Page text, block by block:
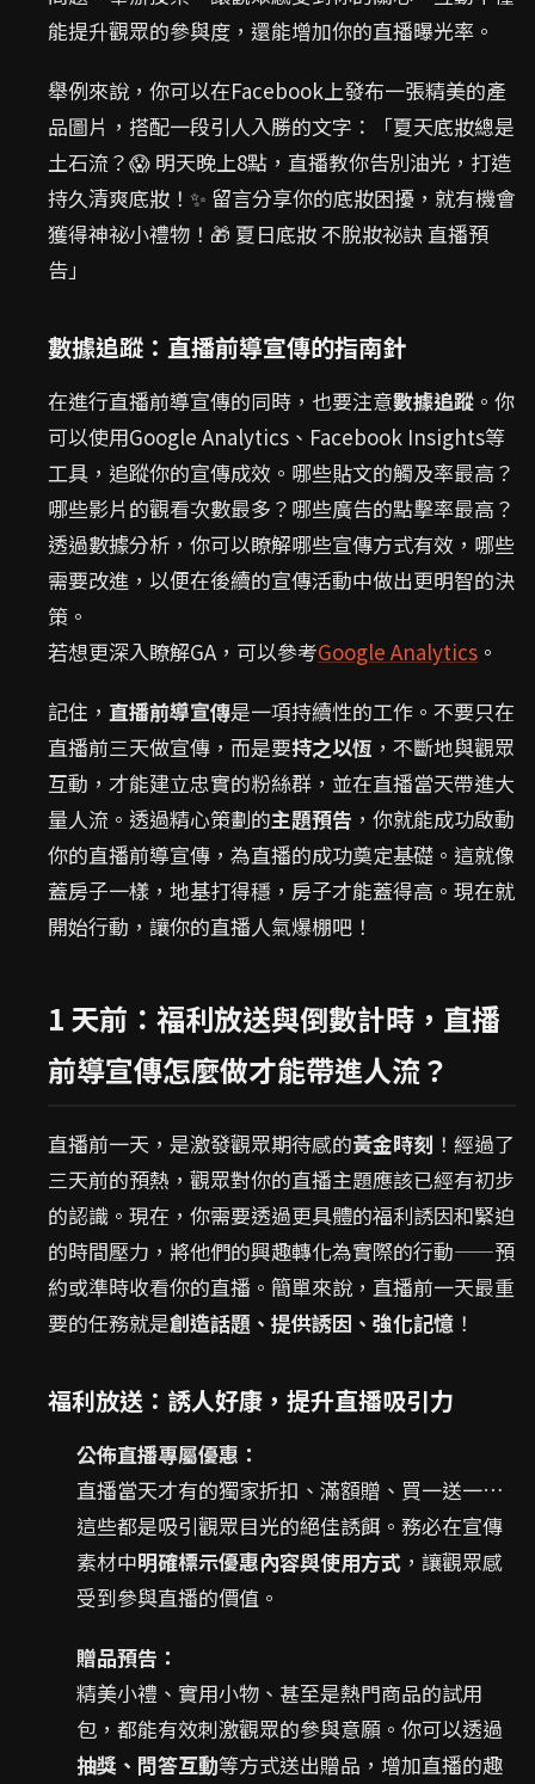
能提升觀眾的參與度，還能增加你的直播曝光率。
舉例來說，你可以在Facebook上發布一張精美的產
品圖片，搭配一段引人入勝的文字：「夏天底妝總是
土石流？😱 明天晚上8點，直播教你告別油光，打造
持久清爽底妝！✨ 留言分享你的底妝困擾，就有機會
獲得神祕小禮物！🎁 夏日底妝 不脫妝祕訣 直播預
告」
數據追蹤：直播前導宣傳的指南針
在進行直播前導宣傳的同時，也要注意數據追蹤 。你
可以使用Google Analytics、Facebook Insights等
工具，追蹤你的宣傳成效。哪些貼文的觸及率最高？
哪些影片的觀看次數最多？哪些廣告的點擊率最高？
透過數據分析，你可以瞭解哪些宣傳方式有效，哪些
需要改進，以便在後續的宣傳活動中做出更明智的決
策。
若想更深入瞭解GA，可以參考Google Analytics 。
記住， 直播前導宣傳是一項持續性的工作。不要只在
直播前三天做宣傳，而是要持之以恆 ，不斷地與觀眾
互動，才能建立忠實的粉絲群，並在直播當天帶進大
量人流。透過精心策劃的主題預告 ，你就能成功啟動
你的直播前導宣傳，為直播的成功奠定基礎。這就像
蓋房子一樣，地基打得穩，房子才能蓋得高。現在就
開始行動，讓你的直播人氣爆棚吧！
1 天前：福利放送與倒數計時，直播
前導宣傳怎麼做才能帶進人流？
直播前一天，是激發觀眾期待感的黃金時刻 ！經過了
三天前的預熱，觀眾對你的直播主題應該已經有初步
的認識。現在，你需要透過更具體的福利誘因和緊迫
的時間壓力，將他們的興趣轉化為實際的行動——預
約或準時收看你的直播。簡單來說，直播前一天最重
要的任務就是創造話題、提供誘因、強化記憶 ！
福利放送：誘人好康，提升直播吸引力
公佈直播專屬優惠：
直播當天才有的獨家折扣、滿額贈、買一送一…
這些都是吸引觀眾目光的絕佳誘餌。務必在宣傳
素材中明確標示優惠內容與使用方式 ，讓觀眾感
受到參與直播的價值。
贈品預告：
精美小禮、實用小物、甚至是熱門商品的試用
包，都能有效刺激觀眾的參與意願。你可以透過
抽獎、問答互動等方式送出贈品，增加直播的趣